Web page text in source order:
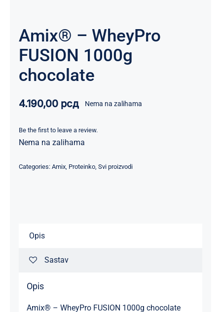
Amix® – WheyPro
FUSION 1000g
chocolate
4.190,00 рсд Nema na zalihama
Be the first to leave a review.
Nema na zalihama
Categories: Amix, Proteinko, Svi proizvodi
Opis
Sastav
Opis
Amix® – WheyPro FUSION 1000g chocolate